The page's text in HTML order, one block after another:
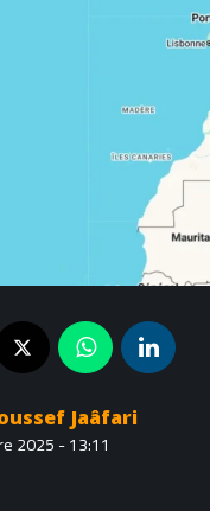
Jaâfari
2025 - 13:11